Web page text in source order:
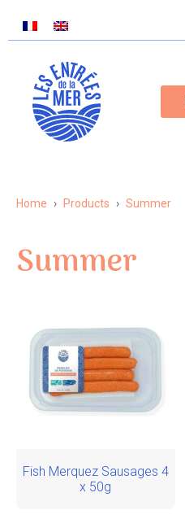
Home Products Summer
Summer
Fish Merquez Sausages 4
x 50g